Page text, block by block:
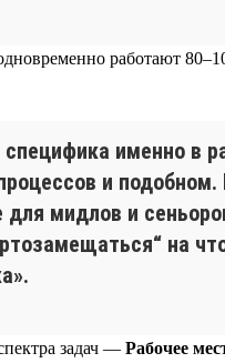
работают
именно в
и
мидлов и
на
задач — Рабочее